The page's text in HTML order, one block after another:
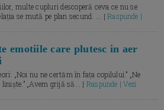
multe cupluri descoperă ceva ce nu se
se mută pe plan secund. ... |Raspunde |
emotiile care plutesc in aer
„Noi nu ne certăm în fața copilului.” „Ne
„Avem grijă să... | Raspunde | Vezi